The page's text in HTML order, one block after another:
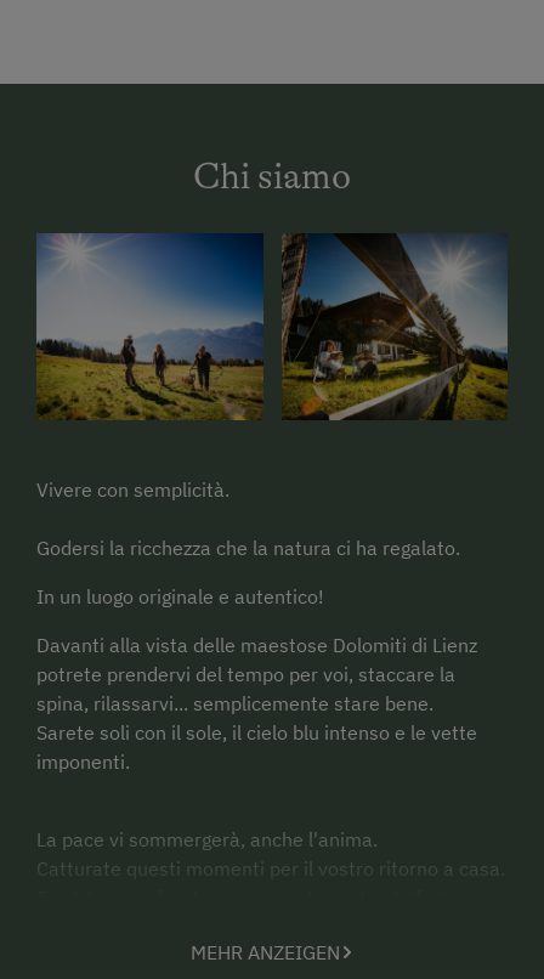
Chi siamo
Vivere con semplicità.
Godersi la ricchezza che la natura ci ha regalato.
In un luogo originale e autentico!
Davanti alla vista delle maestose Dolomiti di Lienz
potrete prendervi del tempo per voi, staccare la
spina, rilassarvi... semplicemente stare bene.
Sarete soli con il sole, il cielo blu intenso e le vette
imponenti.
La pace vi sommergerà, anche l'anima.
Catturate questi momenti per il vostro ritorno a casa.
ricaricarvi di nuova energia.
MEHR ANZEIGEN